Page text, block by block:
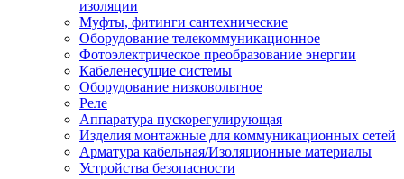
изоляции
Муфты, фитинги сантехнические
Оборудование телекоммуникационное
Фотоэлектрическое преобразование энергии
Кабеленесущие системы
Оборудование низковольтное
Реле
Аппаратура пускорегулирующая
Изделия монтажные для коммуникационных сетей
Арматура кабельная/Изоляционные материалы
Устройства безопасности